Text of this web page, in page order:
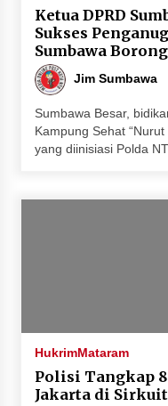
Penurunan Stunting di
4 minggu ago
Wabup Ansori Apresiasi
Pandangan Fraksi –
4 minggu ago
Bupati Sumbawa Lepas
Dosen UTS Siap
Pelatihan PDPP 2026 Bali
4 minggu ago
Ketua DPRD
Sukses
Sumbawa
Jim Sumbawa
Sumbawa Besar,
Kampung Sehat
yang diinisiasi Polda
HukrimMataram
Polisi Tangkap
Jakarta di